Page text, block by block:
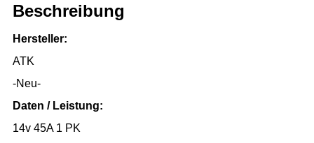
Beschreibung
Hersteller:
ATK
-Neu-
Daten / Leistung:
14v 45A 1 PK